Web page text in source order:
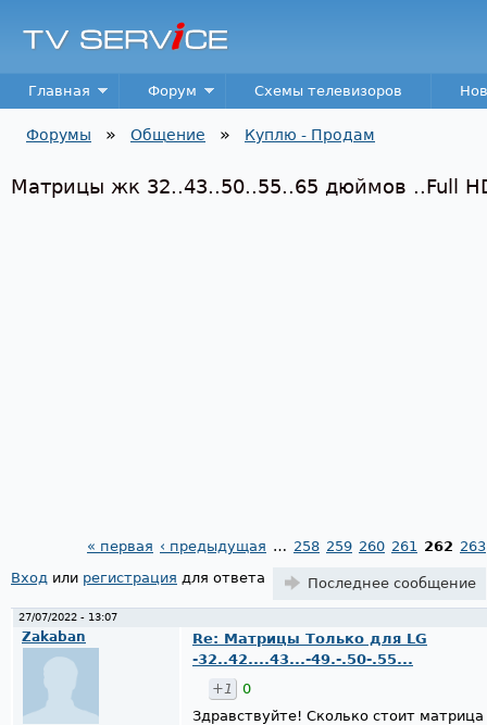
TV
Service
Main menu
Главная Форум Схемы телевизоров
Форумы » Общение » Куплю - Продам
Матрицы жк 32..43..50..55..65 дюймов ..Full
Страницы
« первая ‹ предыдущая … 258 259 260 261 262 263
Вход или регистрация для ответа Последнее сообщение
27/07/2022 - 13:07
Zakaban
Re: Матрицы Только для LG
-32..42....43...-49.-.50-.55...
+1
0
Здравствуйте! Сколько стоит матрица